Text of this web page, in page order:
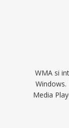
legacy,
WMA si
Media